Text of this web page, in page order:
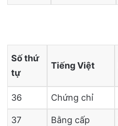
Số thứ
tự
Tiếng Việt
36 Chứng chỉ
37 Bằng cấp